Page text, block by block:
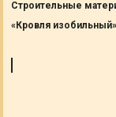
Строительные
«Кровля изобильный»